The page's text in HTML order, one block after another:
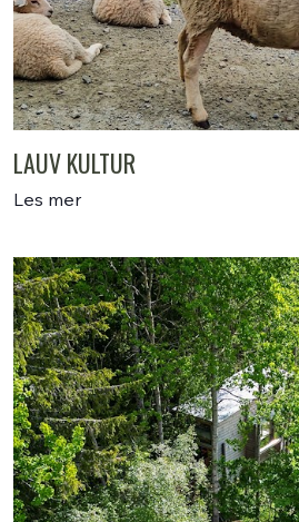
LAUV KULTUR
Les mer